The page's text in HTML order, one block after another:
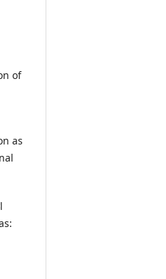
of
as